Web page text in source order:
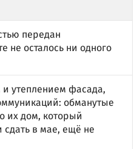
передан
не осталось ни одного
утеплением фасада,
обманутые
их дом, который
в мае, ещё не